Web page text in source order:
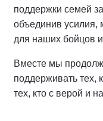
поддержки семей
объединив
для наших бойцов и
Вместе мы
поддерживать тех,
тех, кто с верой и